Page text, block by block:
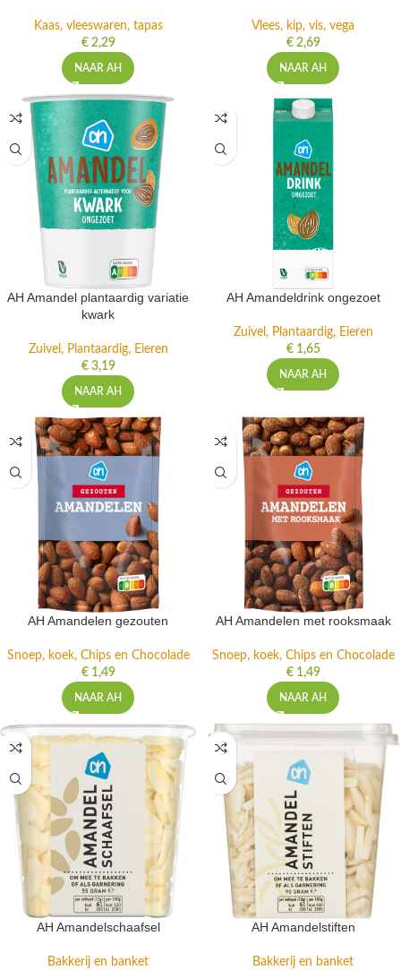
Kaas, vleeswaren, tapas
€2,29
NAAR AH
Vlees, kip, vis, vega
€2,69
NAAR AH
AH Amandel plantaardig variatie
kwark
Zuivel, Plantaardig, Eieren
€3,19
NAAR AH
AH Amandeldrink ongezoet
Zuivel, Plantaardig, Eieren
€1,65
NAAR AH
AH Amandelen gezouten
Snoep, koek, Chips en Chocolade
€1,49
NAAR AH
AH Amandelen met rooksmaak
Snoep, koek, Chips en Chocolade
€1,49
NAAR AH
AH Amandelschaafsel
Bakkerij en banket
AH Amandelstiften
Bakkerij en banket